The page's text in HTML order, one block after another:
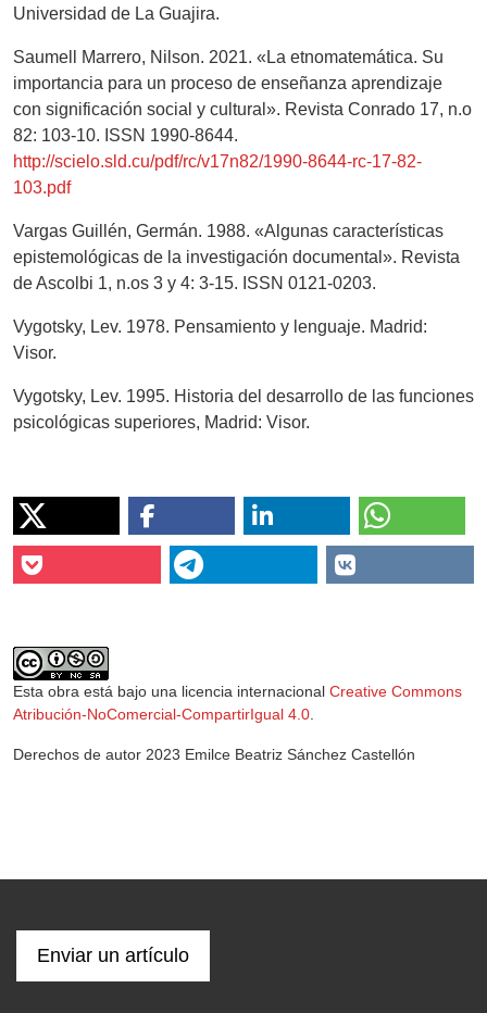
Universidad de La Guajira.
Saumell Marrero, Nilson. 2021. «La etnomatemática. Su
importancia para un proceso de enseñanza aprendizaje
con significación social y cultural». Revista Conrado 17, n.o
82: 103-10. ISSN 1990-8644.
http://scielo.sld.cu/pdf/rc/v17n82/1990-8644-rc-17-82-
103.pdf
Vargas Guillén, Germán. 1988. «Algunas características
epistemológicas de la investigación documental». Revista
de Ascolbi 1, n.os 3 y 4: 3-15. ISSN 0121-0203.
Vygotsky, Lev. 1978. Pensamiento y lenguaje. Madrid:
Visor.
Vygotsky, Lev. 1995. Historia del desarrollo de las funciones
psicológicas superiores, Madrid: Visor.
Esta obra está bajo una licencia internacional Creative Commons
Atribución-NoComercial-CompartirIgual 4.0.
Derechos de autor 2023 Emilce Beatriz Sánchez Castellón
Enviar un artículo